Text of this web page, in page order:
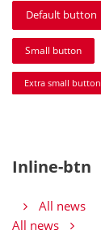
Default button
Small button
Extra small button
Inline-btn
All news
All news